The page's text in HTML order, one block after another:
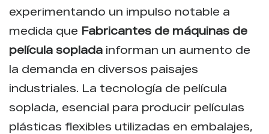
experimentando un impulso notable a
medida que Fabricantes de máquinas de
película soplada informan un aumento de
la demanda en diversos paisajes
industriales. La tecnología de película
soplada, esencial para producir películas
plásticas flexibles utilizadas en embalajes,